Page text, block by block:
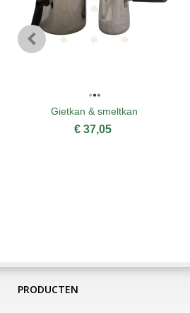
Gietkan & smeltkan
€ 37,05
PRODUCTEN